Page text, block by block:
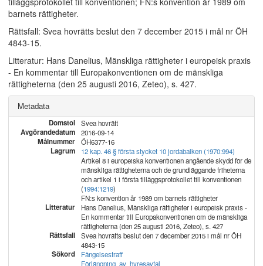
barnets rättigheter.
Rättsfall: Svea hovrätts beslut den 7 december 2015 i mål nr ÖH
4843-15.
Litteratur: Hans Danelius, Mänskliga rättigheter i europeisk praxis
- En kommentar till Europakonventionen om de mänskliga
rättigheterna (den 25 augusti 2016, Zeteo), s. 427.
Metadata
Domstol Svea hovrätt
Avgörandedatum 2016-09-14
Målnummer ÖH6377-16
Lagrum
12 kap. 46 § första stycket 10 jordabalken (1970:994)
Artikel 8 i europeiska konventionen angående skydd för de
mänskliga rättigheterna och de grundläggande friheterna
och artikel 1 i första tilläggsprotokollet till konventionen
(1994:1219)
FN:s konvention år 1989 om barnets rättigheter
Litteratur
Hans Danelius, Mänskliga rättigheter i europeisk praxis -
En kommentar till Europakonventionen om de mänskliga
rättigheterna (den 25 augusti 2016, Zeteo), s. 427
Rättsfall
Svea hovrätts beslut den 7 december 2015 i mål nr ÖH
4843-15
Sökord
Fängelsestraff
Förlängning_av_hyresavtal